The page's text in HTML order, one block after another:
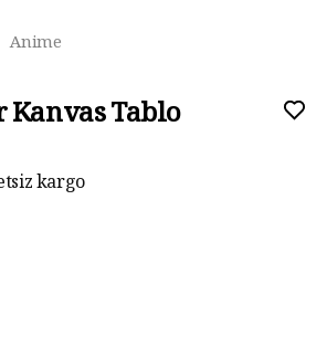
Anime
Kanvas Tablo
kargo